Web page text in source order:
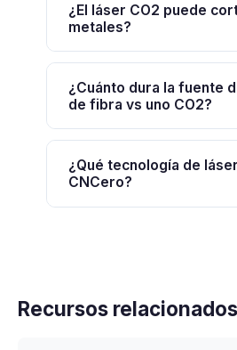
¿El láser CO2 puede
metales?
¿Cuánto dura la fuente
de fibra vs uno CO2?
¿Qué tecnología de
CNCero?
Recursos relacionados